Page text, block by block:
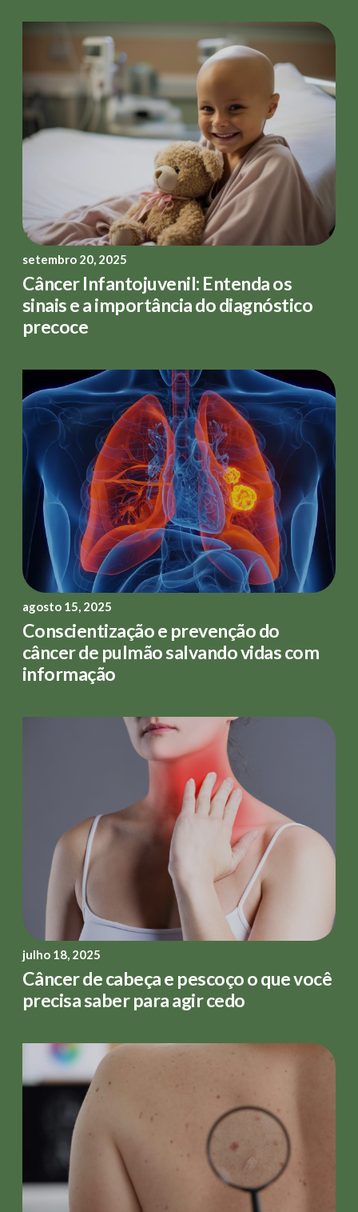
setembro 20, 2025
Câncer Infantojuvenil: Entenda os
sinais e a importância do diagnóstico
precoce
agosto 15, 2025
Conscientização e prevenção do
câncer de pulmão salvando vidas com
informação
julho 18, 2025
Câncer de cabeça e pescoço o que você
precisa saber para agir cedo